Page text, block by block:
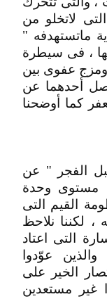
لاتخلو من
ماتستهدفه "
، فى سيطرة
عفوى بين
أحدهما عن
كما أوضحنا
الفجر " عن
مستوى وحدة
القيم التى
، لكننا نلاحظ
التى اعتاد
عوّدوا
الخير على
غير مستعدين